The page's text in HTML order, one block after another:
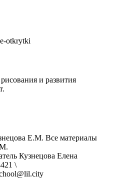
otkrytki
и развития
Е.М. Все материалы
Кузнецова Елена
\